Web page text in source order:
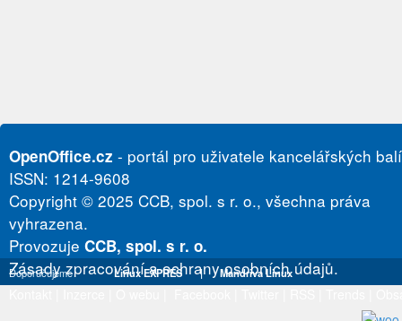
OpenOffice.cz - portál pro uživatele kancelářských
ISSN: 1214-9608
Copyright © 2025 CCB, spol. s r. o., všechna práva
vyhrazena.
Provozuje CCB, spol. s r. o.
Zásady zpracování a ochrany osobních údajů.
Doporučujeme Linux EXPRES | Mandriva Linux